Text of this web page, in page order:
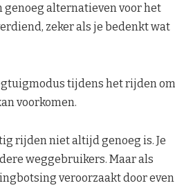
alternatieven voor het
zeker als je bedenkt wat
tijdens het rijden om
voorkomen.
rijden niet altijd genoeg is. Je
weggebruikers. Maar als
veroorzaakt door even